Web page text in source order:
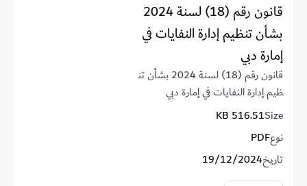
قانون رقم (18) لسنة 2024
بشأن تنظيم إدارة النفايات في
إمارة دبي
قانون رقم (18) لسنة 2024 بشأن تن
ظيم إدارة النفايات في إمارة دبي
Size
516.51 KB
نوعPDF
تاريخ19/12/2024